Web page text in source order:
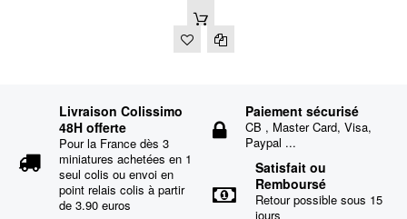
Livraison Colissimo
48H offerte
Pour la France dès 3
miniatures achetées en 1
seul colis ou envoi en
point relais colis à partir
de 3.90 euros
Paiement sécurisé
CB , Master Card, Visa,
Paypal ...
Satisfait ou
Remboursé
Retour possible sous 15
jours